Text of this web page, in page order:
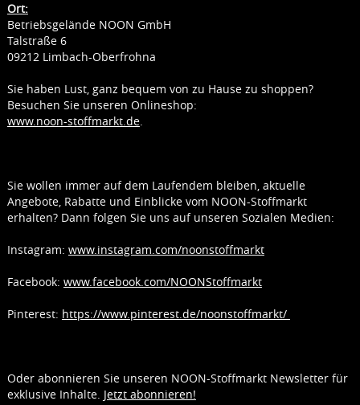
Ort:
Betriebsgelände NOON GmbH
Talstraße 6
09212 Limbach-Oberfrohna
Sie haben Lust, ganz bequem von zu Hause zu shoppen?
Besuchen Sie unseren Onlineshop:
www.noon-stoffmarkt.de.
Sie wollen immer auf dem Laufendem bleiben, aktuelle
Angebote, Rabatte und Einblicke vom NOON-Stoffmarkt
erhalten? Dann folgen Sie uns auf unseren Sozialen Medien:
Instagram: www.instagram.com/noonstoffmarkt
Facebook: www.facebook.com/NOONStoffmarkt
Pinterest: https://www.pinterest.de/noonstoffmarkt/
Oder abonnieren Sie unseren NOON-Stoffmarkt Newsletter für
exklusive Inhalte. Jetzt abonnieren!